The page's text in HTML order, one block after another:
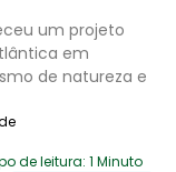
um projeto
em
de natureza e
de leitura: 1 Minuto